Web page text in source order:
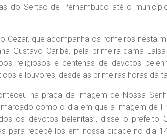
do Sertão de Pernambuco até o
Cezar, que acompanha os romeiros nesta
Gustavo Caribé, pela primeira-dama
religiosos e centenas de devotos
e louvores, desde as primeiras horas da
na praça da imagem de Nossa
como o dia em que a imagem de
os devotos belenitas”, disse o prefeito
para recebê-los em nossa cidade no dia